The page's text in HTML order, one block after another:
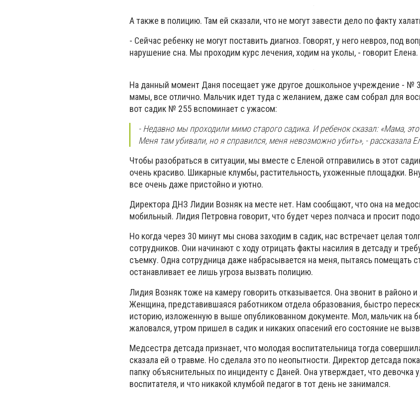
А также в полицию. Там ей сказали, что не могут завести дело по факту
- Сейчас ребенку не могут поставить диагноз. Говорят, у него невроз, под
нарушение сна. Мы проходим курс лечения, ходим на уколы, - говорит Елена.
На данный момент Даня посещает уже другое дошкольное учреждение - №
мамы, все отлично. Мальчик идет туда с желанием, даже сам собрал для
вот садик № 255 вспоминает с ужасом:
- Недавно мы проходили мимо старого садика. И ребенок сказал: «Мама,
Меня там убивали, но я справился, меня невозможно убить», - рассказала
Чтобы разобраться в ситуации, мы вместе с Еленой отправились в этот
очень красиво. Шикарные клумбы, растительность, ухоженные площадки.
все очень даже пристойно и уютно.
Директора ДНЗ Лидии Возняк на месте нет. Нам сообщают, что она на
мобильный. Лидия Петровна говорит, что будет через полчаса и просит
Но когда через 30 минут мы снова заходим в садик, нас встречает целая
сотрудников. Они начинают с ходу отрицать факты насилия в детсаду и
съемку. Одна сотрудница даже набрасывается на меня, пытаясь помещать
останавливает ее лишь угроза вызвать полицию.
Лидия Возняк тоже на камеру говорить отказывается. Она звонит в районо и
Женщина, представившаяся работником отдела образования, быстро
историю, изложенную в выше опубликованном документе. Мол, мальчик на
жаловался, утром пришел в садик и никаких опасений его состояние не
Медсестра детсада признает, что молодая воспитательница тогда
сказала ей о травме. Но сделала это по неопытности. Директор детсада
папку объяснительных по инциденту с Даней. Она утверждает, что девочка
воспитателя, и что никакой клумбой педагог в тот день не занимался.